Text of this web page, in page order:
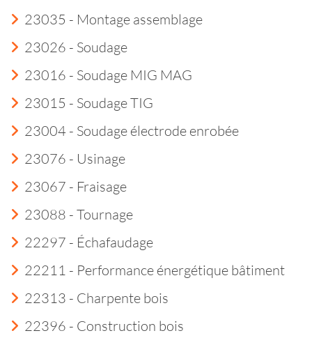
23035 - Montage assemblage
23026 - Soudage
23016 - Soudage MIG MAG
23015 - Soudage TIG
23004 - Soudage électrode enrobée
23076 - Usinage
23067 - Fraisage
23088 - Tournage
22297 - Échafaudage
22211 - Performance énergétique bâtiment
22313 - Charpente bois
22396 - Construction bois